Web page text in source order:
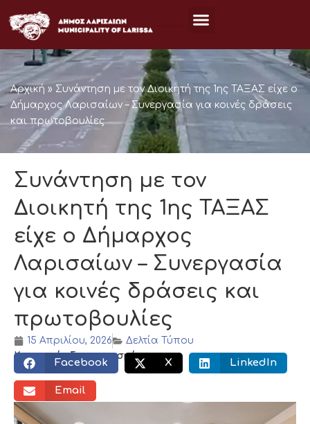
στο
περιεχόμενο
Αρχική » Συνάντηση με τον Διοικητή της 1ης ΤΑΞΑΣ είχε ο
Δήμαρχος Λαρισαίων – Συνεργασία για κοινές δράσεις
και πρωτοβουλίες
Συνάντηση με τον
Διοικητή της 1ης ΤΑΞΑΣ
είχε ο Δήμαρχος
Λαρισαίων – Συνεργασία
για κοινές δράσεις και
πρωτοβουλίες
15 Απριλίου, 2026
Δελτία Τύπου
Κοινωνικός διαμοιρασμός:
Facebook X LinkedIn
Email